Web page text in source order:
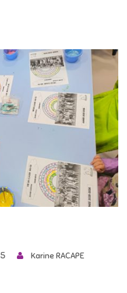
Karine RACAPE